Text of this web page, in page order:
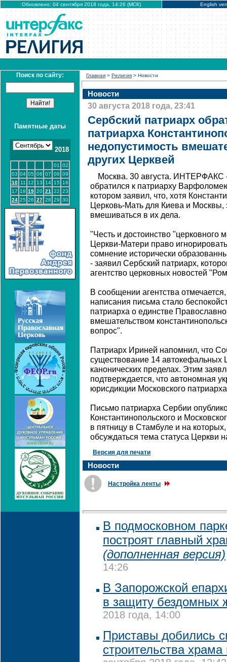
Обновлено: 04 сентября 2018 года, 14:26 (МСК) English
Поиск по сайту:
Памятные даты
2018
01
02
03 04 05 06 07 08 09
10 11 12 13 14 15
16
17 18 19 20 21 22 23
24 25 26 27 28 29 30
Главная > Религия > Новости
Новости
30 августа 2018 года, 23:41
Сербский патриарх
патриарха
недопустимость
других Церквей
Москва. 30 августа. ИНТЕРФАКС
обратился к патриарху
котором заявил, что, хотя
Церковь-Мать для Киева и Москвы,
вмешиваться в их дела.
"Честь и достоинство "церковного
Церкви-Матери право
сомнение исторически
- заявил Сербский патриарх,
агентство церковных новостей
В сообщении агентства
написания письма стало
патриарха о единстве
вмешательством
вопрос".
Патриарх Ириней напомнил, что
существование 14 автокефальных
канонических пределах. Этим
подтверждается, что автономная
юрисдикции Московского
Письмо патриарха Сербии
Константинопольского и
в пятницу в Стамбуле и на которых,
обсуждаться тема статуса Церкви
Версия для печати
Новости
Настройка ленты
В подмосковном
построят главный
(дополненная версия)
14:26
В Запорожской
в защиту бездомных
2018 года, 14:00
Приставы добились
строительства храма